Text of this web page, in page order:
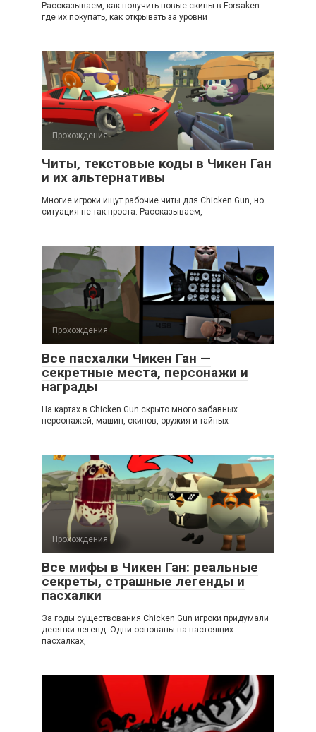
Рассказываем, как получить новые скины в Forsaken:
где их покупать, как открывать за уровни
Прохождения
Читы, текстовые коды в Чикен Ган
и их альтернативы
Многие игроки ищут рабочие читы для Chicken Gun, но
ситуация не так проста. Рассказываем,
Прохождения
Все пасхалки Чикен Ган —
секретные места, персонажи и
награды
На картах в Chicken Gun скрыто много забавных
персонажей, машин, скинов, оружия и тайных
Прохождения
Все мифы в Чикен Ган: реальные
секреты, страшные легенды и
пасхалки
За годы существования Chicken Gun игроки придумали
десятки легенд. Одни основаны на настоящих
пасхалках,